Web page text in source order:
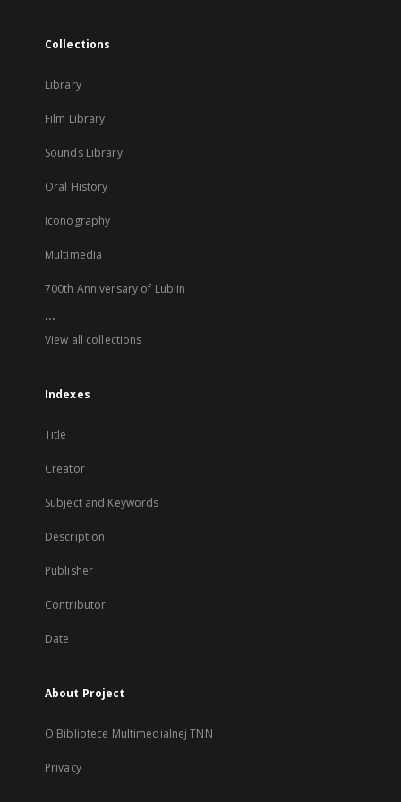
Collections
Library
Film Library
Sounds Library
Oral History
Iconography
Multimedia
700th Anniversary of Lublin
...
View all collections
Indexes
Title
Creator
Subject and Keywords
Description
Publisher
Contributor
Date
About Project
O Bibliotece Multimedialnej TNN
Privacy